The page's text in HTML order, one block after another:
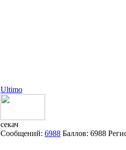
Ultimo
секач
Сообщений: 6988 Баллов: 6988